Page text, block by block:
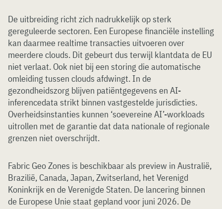
De uitbreiding richt zich nadrukkelijk op sterk
gereguleerde sectoren. Een Europese financiële instelling
kan daarmee realtime transacties uitvoeren over
meerdere clouds. Dit gebeurt dus terwijl klantdata de EU
niet verlaat. Ook niet bij een storing die automatische
omleiding tussen clouds afdwingt. In de
gezondheidszorg blijven patiëntgegevens en AI-
inferencedata strikt binnen vastgestelde jurisdicties.
Overheidsinstanties kunnen ‘soevereine AI’-workloads
uitrollen met de garantie dat data nationale of regionale
grenzen niet overschrijdt.
Fabric Geo Zones is beschikbaar als preview in Australië,
Brazilië, Canada, Japan, Zwitserland, het Verenigd
Koninkrijk en de Verenigde Staten. De lancering binnen
de Europese Unie staat gepland voor juni 2026. De